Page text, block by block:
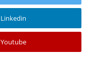
Linkedin
Youtube